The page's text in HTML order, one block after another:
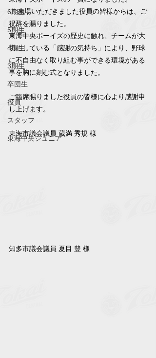
6期生
5期生
4期生
3期生
卒団生
役員
スタッフ
東海中央ジュニア
ご来場いただきました役員の皆様からは、ご
祝辞を賜りました。
東海中央ボーイズの歴史に触れ、チームが大
切にしている「感謝の気持ち」により、野球
に不自由なく取り組む事ができる環境がある
事を胸に刻む式となりました。
ご臨席賜りました役員の皆様に心より感謝申
し上げます。
東海市議会議員 蔵満 秀規 様
知多市議会議員 夏目 豊 様